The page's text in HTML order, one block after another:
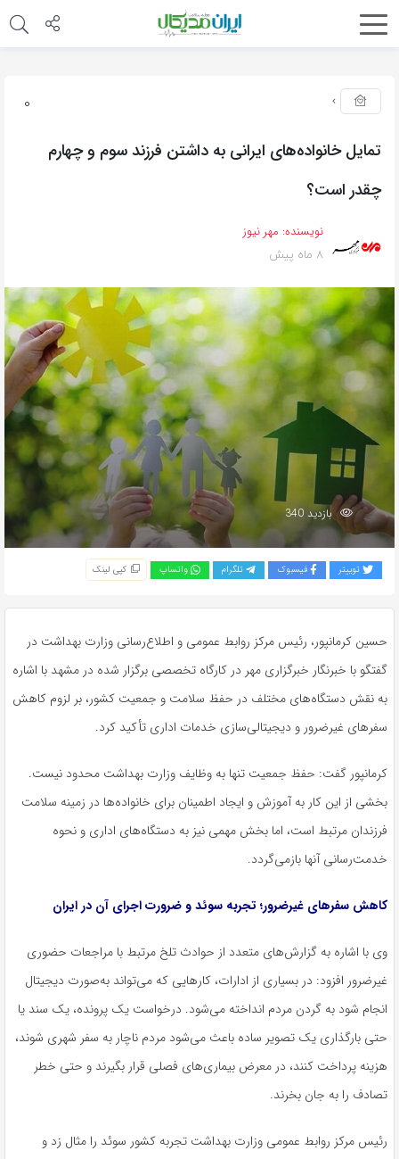
0
تمایل خانواده‌های ایرانی به داشتن فرزند سوم و چهارم
چقدر است؟
نویسنده: مهر نیوز
8 ماه پیش
بازدید 340
توییتر فیسبوک تلگرام واتساپ کپی لینک
حسین کرمانپور، رئیس مرکز روابط عمومی و اطلاع‌رسانی وزارت بهداشت در
گفتگو با خبرنگار خبرگزاری مهر در کارگاه تخصصی برگزار شده در مشهد با اشاره
به نقش دستگاه‌های مختلف در حفظ سلامت و جمعیت کشور، بر لزوم کاهش
سفرهای غیرضرور و دیجیتالی‌سازی خدمات اداری تأکید کرد.
کرمانپور گفت: حفظ جمعیت تنها به وظایف وزارت بهداشت محدود نیست.
بخشی از این کار به آموزش و ایجاد اطمینان برای خانواده‌ها در زمینه سلامت
فرزندان مرتبط است، اما بخش مهمی نیز به دستگاه‌های اداری و نحوه
خدمت‌رسانی آنها بازمی‌گردد.
کاهش سفرهای غیرضرور؛ تجربه سوئد و ضرورت اجرای آن در ایران
وی با اشاره به گزارش‌های متعدد از حوادث تلخ مرتبط با مراجعات حضوری
غیرضرور افزود: در بسیاری از ادارات، کارهایی که می‌تواند به‌صورت دیجیتال
انجام شود به گردن مردم انداخته می‌شود. درخواست یک پرونده، یک سند یا
حتی بارگذاری یک تصویر ساده باعث می‌شود مردم ناچار به سفر شهری شوند،
هزینه پرداخت کنند، در معرض بیماری‌های فصلی قرار بگیرند و حتی خطر
تصادف را به جان بخرند.
رئیس مرکز روابط عمومی وزارت بهداشت تجربه کشور سوئد را مثال زد و